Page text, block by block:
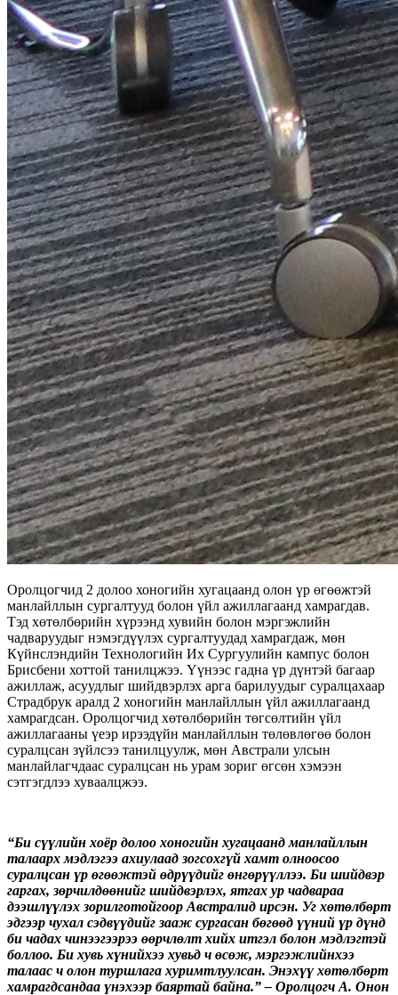
Оролцогчид 2 долоо хоногийн хугацаанд олон үр өгөөжтэй
манлайллын сургалтууд болон үйл ажиллагаанд хамрагдав.
Тэд хөтөлбөрийн хүрээнд хувийн болон мэргэжлийн
чадваруудыг нэмэгдүүлэх сургалтуудад хамрагдаж, мөн
Күйнслэндийн Технологийн Их Сургуулийн кампус болон
Брисбени хоттой танилцжээ. Үүнээс гадна үр дүнтэй багаар
ажиллаж, асуудлыг шийдвэрлэх арга барилуудыг суралцахаар
Страдбрук аралд 2 хоногийн манлайллын үйл ажиллагаанд
хамрагдсан. Оролцогчид хөтөлбөрийн төгсөлтийн үйл
ажиллагааны үеэр ирээдүйн манлайллын төлөвлөгөө болон
суралцсан зүйлсээ танилцуулж, мөн Австрали улсын
манлайлагчдаас суралцсан нь урам зориг өгсөн хэмээн
сэтгэгдлээ хуваалцжээ.
“Би сүүлийн хоёр долоо хоногийн хугацаанд манлайллын
талаарх мэдлэгээ ахиулаад зогсохгүй хамт олноосоо
суралцсан үр өгөөжтэй өдрүүдийг өнгөрүүллээ. Би шийдвэр
гаргах, зөрчилдөөнийг шийдвэрлэх, ятгах ур чадвараа
дээшлүүлэх зорилготойгоор Австралид ирсэн. Уг хөтөлбөрт
эдгээр чухал сэдвүүдийг зааж сургасан бөгөөд үүний үр дүнд
би чадах чинээгээрээ өөрчлөлт хийх итгэл болон мэдлэгтэй
боллоо. Би хувь хүнийхээ хувьд ч өсөж, мэргэжлийнхээ
талаас ч олон туршлага хуримтлуулсан. Энэхүү хөтөлбөрт
хамрагдсандаа үнэхээр баяртай байна.” – Оролцогч А. Онон